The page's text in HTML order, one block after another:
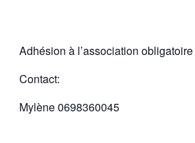
Adhésion à l’association obligatoire
Contact:
Mylène 0698360045